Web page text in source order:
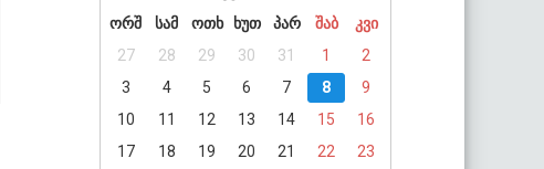
ორშ
სამ ოთხ ხუთ პარ შაბ
კვი
27
28 29 30 31 1
2
3
4 5 6 7 8
9
10
11 12 13 14 15
16
17
18 19 20 21 22
23